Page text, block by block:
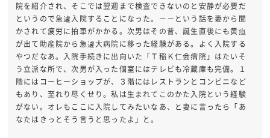
院を紹介され、そこでは翌週まで検査できないのと安静が必要だ
というので急遽入院することになった。－－という話を妻から聞
かされて疲労に拍車がかかる。次男はその昔、誕生直後にも黄疸
が出て助産院から急遽大病院に移った経験がある。よく入院する
やつだなあ。入院手続きに出向いた「Ｔ稲Ｋ仁会病院」はたいそ
う立派な所で、次男が入った個室にはテレビも冷蔵庫も完備。１
階にはコーヒーショップが、３階にはレストランとコンビニなど
もあり、至れり尽くせり。私は生まれてこのかた入院という経験
がない。オレもここに入院してみたいなあ、と妻に言ったら「あ
なたはきっとそう言うと思ったよ」と。